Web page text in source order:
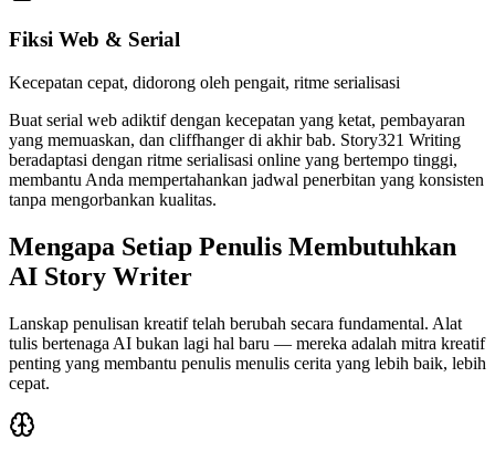
Fiksi Web & Serial
Kecepatan cepat, didorong oleh pengait, ritme serialisasi
Buat serial web adiktif dengan kecepatan yang ketat, pembayaran
yang memuaskan, dan cliffhanger di akhir bab. Story321 Writing
beradaptasi dengan ritme serialisasi online yang bertempo tinggi,
membantu Anda mempertahankan jadwal penerbitan yang konsisten
tanpa mengorbankan kualitas.
Mengapa Setiap Penulis Membutuhkan
AI Story Writer
Lanskap penulisan kreatif telah berubah secara fundamental. Alat
tulis bertenaga AI bukan lagi hal baru — mereka adalah mitra kreatif
penting yang membantu penulis menulis cerita yang lebih baik, lebih
cepat.